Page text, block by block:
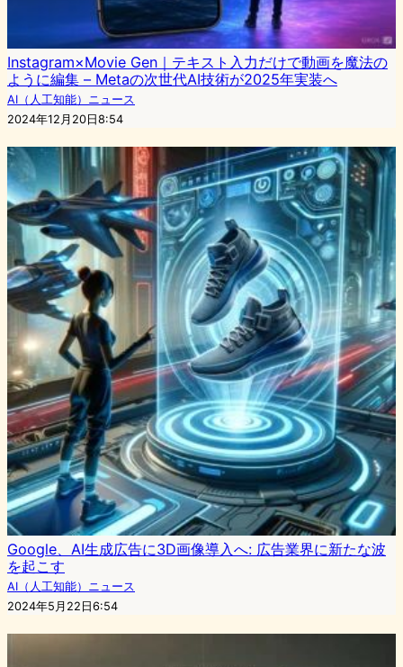
Instagram×Movie Gen｜テキスト入力だけで動画を魔法の
ように編集 – Metaの次世代AI技術が2025年実装へ
AI（人工知能）ニュース
2024年12月20日8:54
Google、AI生成広告に3D画像導入へ: 広告業界に新たな波
を起こす
AI（人工知能）ニュース
2024年5月22日6:54